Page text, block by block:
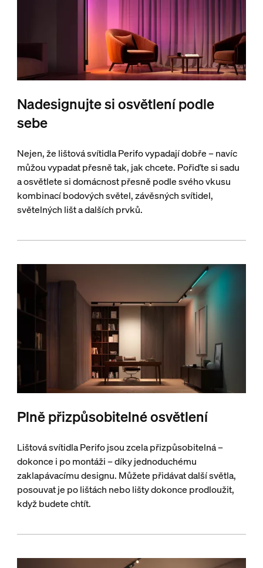
Nadesignujte si osvětlení podle
sebe
Nejen, že lištová svítidla Perifo vypadají dobře – navíc
můžou vypadat přesně tak, jak chcete. Pořiďte si sadu
a osvětlete si domácnost přesně podle svého vkusu
kombinací bodových světel, závěsných svítidel,
světelných lišt a dalších prvků.
Plně přizpůsobitelné osvětlení
Lištová svítidla Perifo jsou zcela přizpůsobitelná –
dokonce i po montáži – díky jednoduchému
zaklapávacímu designu. Můžete přidávat další světla,
posouvat je po lištách nebo lišty dokonce prodloužit,
když budete chtít.